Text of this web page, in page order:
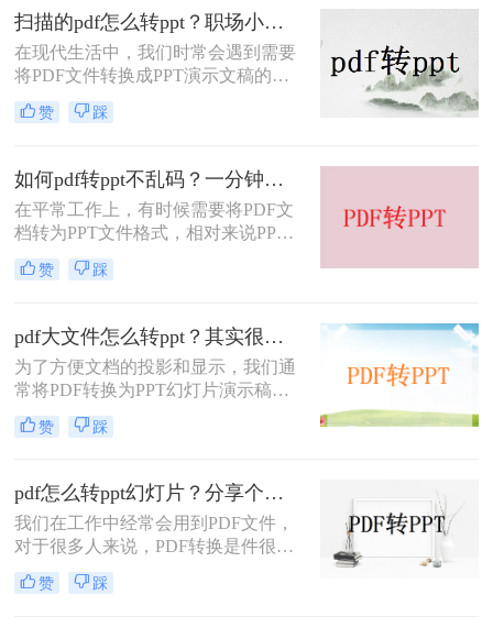
写，然后转换成PDF格式发送文件
扫描的pdf怎么转ppt？职场小白快来学习这种方法！
在现代生活中，我们时常会遇到需要
将PDF文件转换成PPT演示文稿的情
况。这可能是因为我们需要在演示中
添加一些动态效果，或者需要修改
原始的PPT文件。如果你正在遇到这
个问题，不用担心，本文将向您介绍
扫描的pdf怎么转ppt。
赞 踩
如何pdf转ppt不乱码？一分钟轻松搞定PDF转PPT
在平常工作上，有时候需要将PDF文
档转为PPT文件格式，相对来说PPT
幻灯片在用以讲解、介绍时页面的展
现和转换会更简单方便，那如何把如
的方式呢？下面就来给大家讲讲吧。
赞 踩
pdf大文件怎么转ppt？其实很简单，只需看这篇
为了方便文档的投影和显示，我们通
常将PDF转换为PPT幻灯片演示稿，
但是PDF文件是不方便修改的，所以
要转成PPT就需要用到转换器，而一
内容必须只是每页的一张图片，这自
然是无法修改的。那么，我们如何才
能转换为可编辑的PPT呢？今天就来
讲讲pdf转ppt，看看要pdf大文件怎么
转ppt吧。
赞 踩
pdf怎么转ppt幻灯片？分享个好用的PDF转PPT神器
我们在工作中经常会用到PDF文件，
对于很多人来说，PDF转换是件很困
难的事情，不知道怎么将PDF文件转
换成其他格式，就拿pdf转ppt来举个
赞 踩